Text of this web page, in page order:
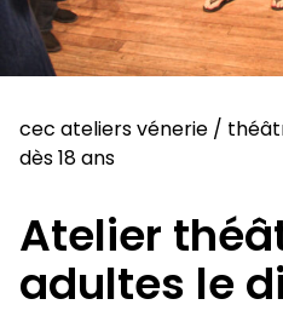
cec ateliers vénerie /
dès 18 ans
Atelier
adultes le